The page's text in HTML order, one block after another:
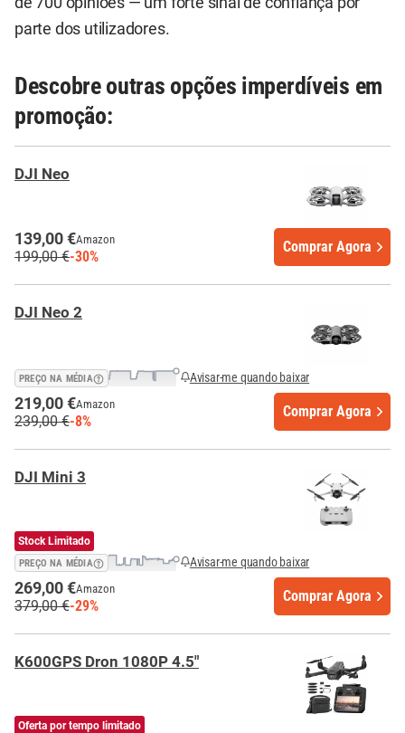
parte dos utilizadores.
Descobre outras opções imperdíveis em
promoção:
DJI Neo
139,00 €Amazon
199,00 €-30%
Comprar Agora
DJI Neo 2
PREÇO NA MÉDIA Avisar-me quando baixar
219,00 €Amazon
239,00 €-8%
Comprar Agora
DJI Mini 3
Stock Limitado
PREÇO NA MÉDIA Avisar-me quando baixar
269,00 €Amazon
379,00 €-29%
Comprar Agora
K600GPS Dron 1080P 4.5"
Oferta por tempo limitado